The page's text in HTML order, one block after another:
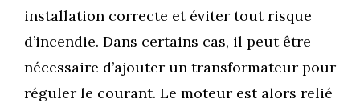
installation correcte et éviter tout risque
d’incendie. Dans certains cas, il peut être
nécessaire d’ajouter un transformateur pour
réguler le courant. Le moteur est alors relié